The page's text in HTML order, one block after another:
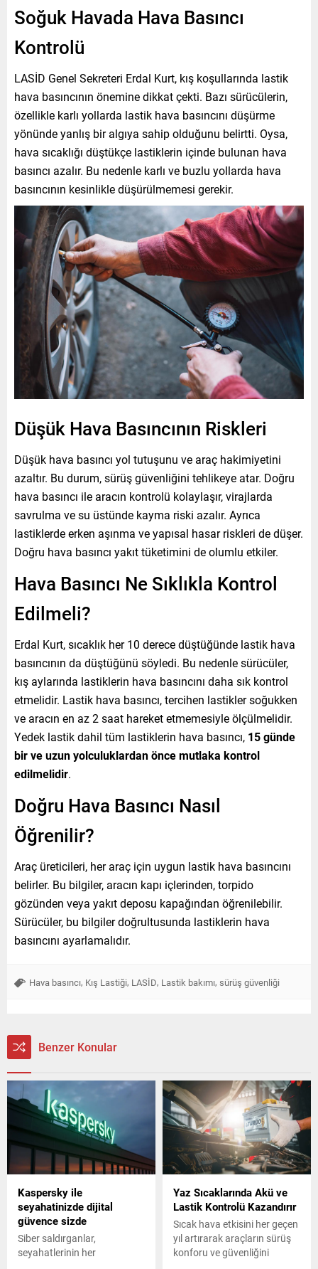
Soğuk Havada Hava Basıncı
Kontrolü
LASİD Genel Sekreteri Erdal Kurt, kış koşullarında lastik
hava basıncının önemine dikkat çekti. Bazı sürücülerin,
özellikle karlı yollarda lastik hava basıncını düşürme
yönünde yanlış bir algıya sahip olduğunu belirtti. Oysa,
hava sıcaklığı düştükçe lastiklerin içinde bulunan hava
basıncı azalır. Bu nedenle karlı ve buzlu yollarda hava
basıncının kesinlikle düşürülmemesi gerekir.
Düşük Hava Basıncının Riskleri
Düşük hava basıncı yol tutuşunu ve araç hakimiyetini
azaltır. Bu durum, sürüş güvenliğini tehlikeye atar. Doğru
hava basıncı ile aracın kontrolü kolaylaşır, virajlarda
savrulma ve su üstünde kayma riski azalır. Ayrıca
lastiklerde erken aşınma ve yapısal hasar riskleri de düşer.
Doğru hava basıncı yakıt tüketimini de olumlu etkiler.
Hava Basıncı Ne Sıklıkla Kontrol
Edilmeli?
Erdal Kurt, sıcaklık her 10 derece düştüğünde lastik hava
basıncının da düştüğünü söyledi. Bu nedenle sürücüler,
kış aylarında lastiklerin hava basıncını daha sık kontrol
etmelidir. Lastik hava basıncı, tercihen lastikler soğukken
ve aracın en az 2 saat hareket etmemesiyle ölçülmelidir.
Yedek lastik dahil tüm lastiklerin hava basıncı, 15 günde
bir ve uzun yolculuklardan önce mutlaka kontrol
edilmelidir.
Doğru Hava Basıncı Nasıl
Öğrenilir?
Araç üreticileri, her araç için uygun lastik hava basıncını
belirler. Bu bilgiler, aracın kapı içlerinden, torpido
gözünden veya yakıt deposu kapağından öğrenilebilir.
Sürücüler, bu bilgiler doğrultusunda lastiklerin hava
basıncını ayarlamalıdır.
Hava basıncı, Kış Lastiği, LASİD, Lastik bakımı, sürüş güvenliği
Benzer Konular
Kaspersky ile
seyahatinizde dijital
güvence sizde
Siber saldırganlar,
seyahatlerinin her
Yaz Sıcaklarında Akü ve
Lastik Kontrolü Kazandırır
Sıcak hava etkisini her geçen
yıl artırarak araçların sürüş
konforu ve güvenliğini